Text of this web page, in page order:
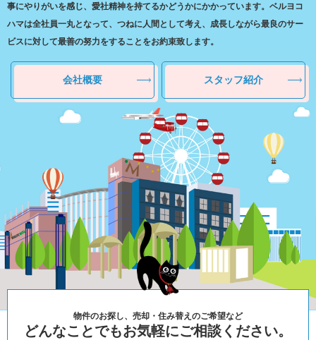
事にやりがいを感じ、愛社精神を持てるかどうかにかかっています。ベルヨコ
ハマは全社員⼀丸となって、つねに⼈間として考え、成⻑しながら最良のサー
ビスに対して最善の努⼒をすることをお約束致します。
会社概要 スタッフ紹介
物件のお探し、売却・住み替えのご希望など
どんなことでもお気軽にご相談ください。